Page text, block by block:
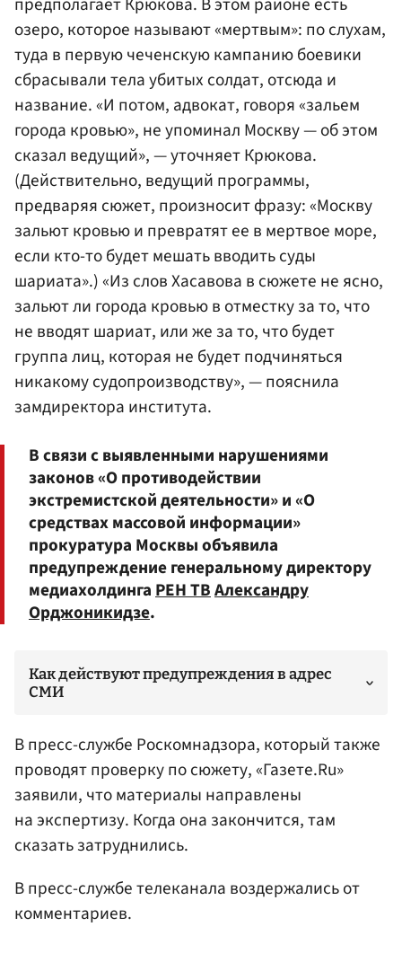
озеро, которое называют «мертвым»: по слухам,
туда в первую чеченскую кампанию боевики
сбрасывали тела убитых солдат, отсюда и
название. «И потом, адвокат, говоря «зальем
города кровью», не упоминал Москву — об этом
сказал ведущий», — уточняет Крюкова.
(Действительно, ведущий программы,
предваряя сюжет, произносит фразу: «Москву
зальют кровью и превратят ее в мертвое море,
если кто-то будет мешать вводить суды
шариата».) «Из слов Хасавова в сюжете не ясно,
зальют ли города кровью в отместку за то, что
не вводят шариат, или же за то, что будет
группа лиц, которая не будет подчиняться
никакому судопроизводству», — пояснила
замдиректора института.
В связи с выявленными нарушениями
законов «О противодействии
экстремистской деятельности» и «О
средствах массовой информации»
прокуратура Москвы объявила
предупреждение генеральному директору
медиахолдингаРЕН ТВАлександру
Орджоникидзе.
Как действуют предупреждения в адрес
СМИ
В пресс-службе Роскомнадзора, который также
проводят проверку по сюжету, «Газете.Ru»
заявили, что материалы направлены
на экспертизу. Когда она закончится, там
сказать затруднились.
В пресс-службе телеканала воздержались от
комментариев.